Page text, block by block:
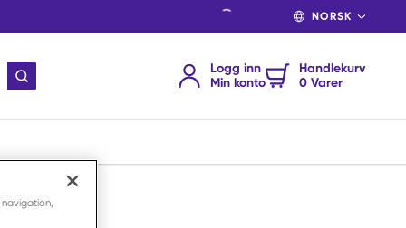
SPRÅK
send søk
Logg inn
Min konto
Handlekurv
0 Varer